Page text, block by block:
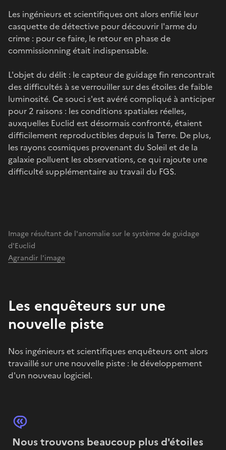
Les ingénieurs et scientifiques ont alors enfilé leur
casquette de détective pour découvrir l'arme du
crime : pour ce faire, le retour en phase de
commissionning était indispensable.
L'objet du délit : le capteur de guidage fin rencontrait
des difficultés à se verrouiller sur des étoiles de faible
luminosité. Ce souci s'est avéré compliqué à anticiper
pour 2 raisons : les conditions spatiales réelles,
auxquelles Euclid est désormais confronté, étaient
difficilement reproductibles depuis la Terre. De plus,
les rayons cosmiques provenant du Soleil et de la
galaxie polluent les observations, ce qui rajoute une
difficulté supplémentaire au travail du FGS.
Image résultant de l'anomalie sur le système de guidage
d'Euclid
Agrandir l'image
Les enquêteurs sur une
nouvelle piste
Nos ingénieurs et scientifiques enquêteurs ont alors
travaillé sur une nouvelle piste : le développement
d'un nouveau logiciel.
Nous trouvons beaucoup plus d'étoiles